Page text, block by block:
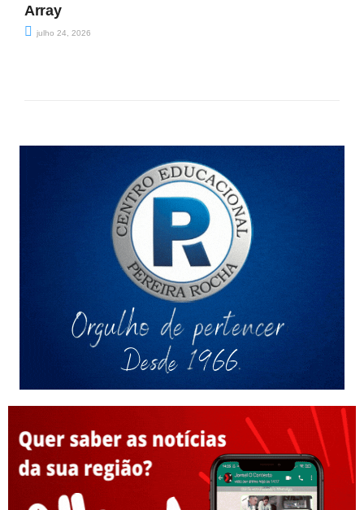
Array
julho 24, 2026